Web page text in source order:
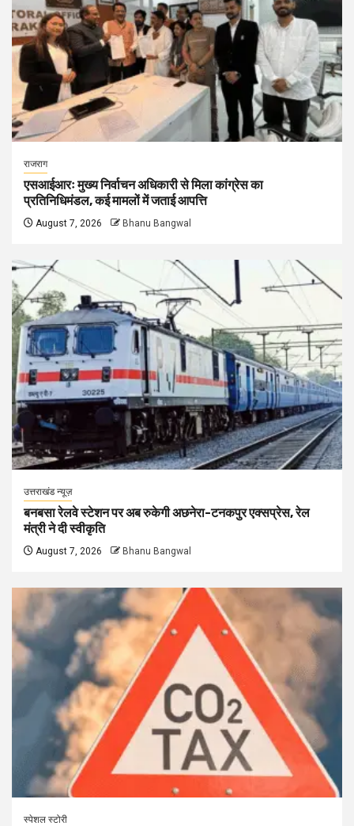
राजराग
एसआईआरः मुख्य निर्वाचन अधिकारी से मिला कांग्रेस का
प्रतिनिधिमंडल, कई मामलों में जताई आपत्ति
August 7, 2026 Bhanu Bangwal
उत्तराखंड न्यूज़
बनबसा रेलवे स्टेशन पर अब रुकेगी अछनेरा-टनकपुर एक्सप्रेस, रेल
मंत्री ने दी स्वीकृति
August 7, 2026 Bhanu Bangwal
स्पेशल स्टोरी